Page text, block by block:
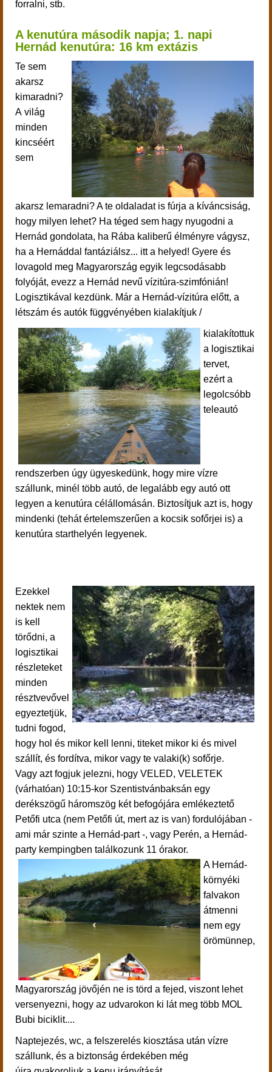
forralni, stb.
A kenutúra második napja; 1. napi
Hernád kenutúra: 16 km extázis
Te sem
akarsz
kimaradni?
A világ
minden
kincséért
sem
akarsz lemaradni? A te oldaladat is fúrja a kíváncsiság,
hogy milyen lehet? Ha téged sem hagy nyugodni a
Hernád gondolata, ha Rába kaliberű élményre vágysz,
ha a Hernáddal fantáziálsz... itt a helyed! Gyere és
lovagold meg Magyarország egyik legcsodásabb
folyóját, evezz a Hernád nevű vízitúra-szimfónián!
Logisztikával kezdünk. Már a Hernád-vízitúra előtt, a
létszám és autók függvényében kialakítjuk /
kialakítottuk
a logisztikai
tervet,
ezért a
legolcsóbb
teleautó
rendszerben úgy ügyeskedünk, hogy mire vízre
szállunk, minél több autó, de legalább egy autó ott
legyen a kenutúra célállomásán. Biztosítjuk azt is, hogy
mindenki (tehát értelemszerűen a kocsik sofőrjei is) a
kenutúra starthelyén legyenek.
Ezekkel
nektek nem
is kell
törődni, a
logisztikai
részleteket
minden
résztvevővel
egyeztetjük,
tudni fogod,
hogy hol és mikor kell lenni, titeket mikor ki és mivel
szállít, és fordítva, mikor vagy te valaki(k) sofőrje.
Vagy azt fogjuk jelezni, hogy VELED, VELETEK
(várhatóan) 10:15-kor Szentistvánbaksán egy
derékszögű háromszög két befogójára emlékeztető
Petőfi utca (nem Petőfi út, mert az is van) fordulójában -
ami már szinte a Hernád-part -, vagy Perén, a Hernád-
party kempingben találkozunk 11 órakor.
A Hernád-
környéki
falvakon
átmenni
nem egy
örömünnep,
Magyarország jövőjén ne is törd a fejed, viszont lehet
versenyezni, hogy az udvarokon ki lát meg több MOL
Bubi biciklit....
Naptejezés, wc, a felszerelés kiosztása után vízre
szállunk, és a biztonság érdekében még